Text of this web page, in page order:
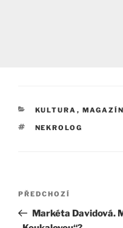
RUBRIKY
KULTURA , MAGAZÍN
ŠTÍTKY
NEKROLOG
Navigace
příspěvek
Předchozí
příspěvek
PŘEDCHOZÍ
Markéta Davidová.